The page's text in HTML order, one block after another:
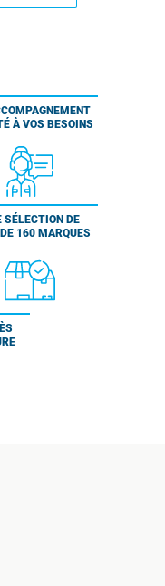
À VOS BESOINS
SÉLECTION DE
160 MARQUES